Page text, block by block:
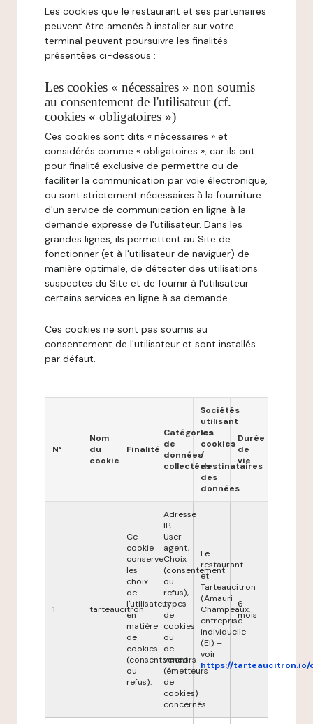
Les cookies que le restaurant et ses partenaires
peuvent être amenés à installer sur votre
terminal peuvent poursuivre les finalités
présentées ci-dessous :
Les cookies « nécessaires » non soumis
au consentement de l'utilisateur (cf.
cookies « obligatoires »)
Ces cookies sont dits « nécessaires » et
considérés comme « obligatoires », car ils ont
pour finalité exclusive de permettre ou de
faciliter la communication par voie électronique,
ou sont strictement nécessaires à la fourniture
d'un service de communication en ligne à la
demande expresse de l'utilisateur. Dans les
grandes lignes, ils permettent au Site de
fonctionner (et à l'utilisateur de naviguer) de
manière optimale, de détecter des utilisations
suspectes du Site et de fournir à l'utilisateur
certains services en ligne à sa demande.
Ces cookies ne sont pas soumis au
consentement de l'utilisateur et sont installés
par défaut.
N°
Nom
du
cookie
Finalité
Catégories
de
données
collectées
Sociétés
utilisant
les
cookies
/
destinataires
des
données
Durée
de
vie
1 tarteaucitron
Ce
cookie
conserve
les
choix
de
l'utilisateur
en
matière
de
cookies
(consentement
ou
refus).
Adresse
IP,
User
agent,
Choix
(consentement
ou
refus),
types
de
cookies
ou
de
vendors
(émetteurs
de
cookies)
concernés
Le
restaurant
et
Tarteaucitron
(Amauri
Champeaux,
entreprise
individuelle
(EI) –
voir
https://tarteaucitron.io/
6
mois